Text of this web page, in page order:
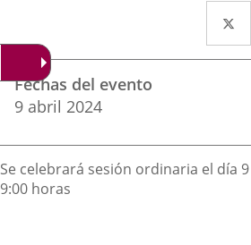
a
Datos
del
evento
Fechas del evento
9 abril 2024
Descripción
Se celebrará sesión ordinaria el día
9:00 horas